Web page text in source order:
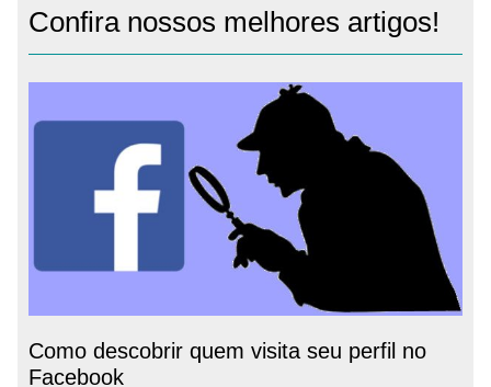
Confira nossos melhores artigos!
Como descobrir quem visita seu perfil no
Facebook